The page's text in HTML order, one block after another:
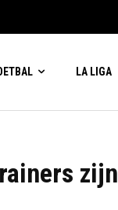
LA LIGA
zijn